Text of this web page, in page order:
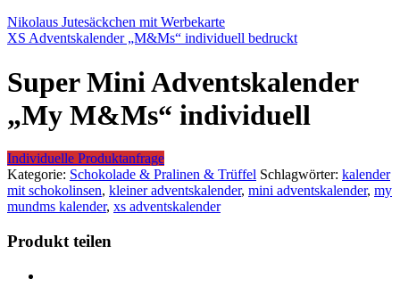
Nikolaus Jutesäckchen mit Werbekarte
XS Adventskalender „M&Ms“ individuell bedruckt
Super Mini Adventskalender
„My M&Ms“ individuell
Individuelle Produktanfrage
Kategorie: Schokolade & Pralinen & Trüffel Schlagwörter: kalender
mit schokolinsen, kleiner adventskalender, mini adventskalender, my
mundms kalender, xs adventskalender
Produkt teilen